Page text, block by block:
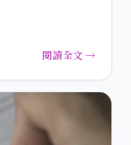
閱讀全文 →